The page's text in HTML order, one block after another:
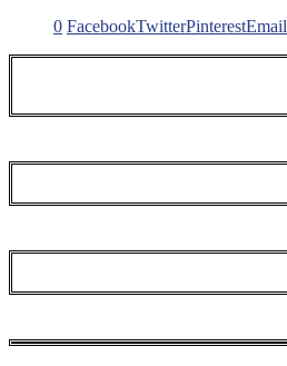
0 FacebookTwitterPinterestEmail